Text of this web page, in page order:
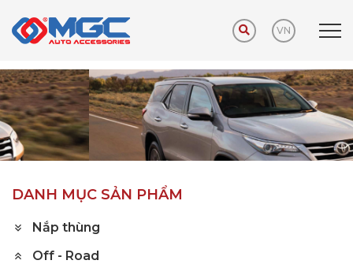
VN
Trang chủ Sản phẩm Off - Road Fortuner
DANH MỤC SẢN PHẨM
Nắp thùng
Off - Road